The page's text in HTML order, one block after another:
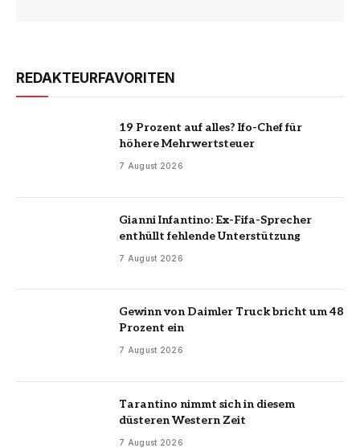
REDAKTEURFAVORITEN
19 Prozent auf alles? Ifo-Chef für
höhere Mehrwertsteuer
7 August 2026
Gianni Infantino: Ex-Fifa-Sprecher
enthüllt fehlende Unterstützung
7 August 2026
Gewinn von Daimler Truck bricht um 48
Prozent ein
7 August 2026
Tarantino nimmt sich in diesem
düsteren Western Zeit
7 August 2026